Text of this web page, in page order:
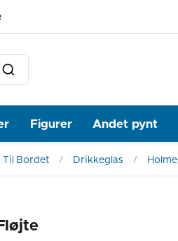
Figurer Andet pynt
Til Bordet Drikkeglas